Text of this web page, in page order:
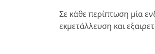
Σε κάθε περίπτωση μία
εκμετάλλευση και
πλεονεκτήματα